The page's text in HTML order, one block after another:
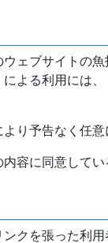
ウェブサイトの
よる利用には
り予告なく任意
容に同意して
クを張った利